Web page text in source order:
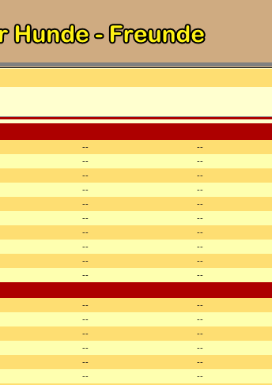
-- --
-- --
-- --
-- --
-- --
-- --
-- --
-- --
-- --
-- --
-- --
-- --
-- --
-- --
-- --
-- --